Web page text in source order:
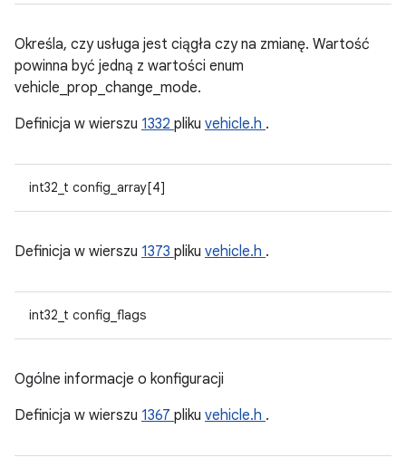
Określa, czy usługa jest ciągła czy na zmianę. Wartość
powinna być jedną z wartości enum
vehicle_prop_change_mode.
Definicja w wierszu 1332 pliku vehicle.h .
int32_t config_array[4]
Definicja w wierszu 1373 pliku vehicle.h .
int32_t config_flags
Ogólne informacje o konfiguracji
Definicja w wierszu 1367 pliku vehicle.h .